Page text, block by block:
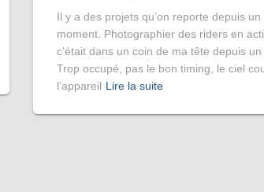
Il y a des projets qu’on reporte depuis un
moment. Photographier des riders en
c’était dans un coin de ma tête depuis un
Trop occupé, pas le bon timing, le ciel
l’appareil Lire la suite